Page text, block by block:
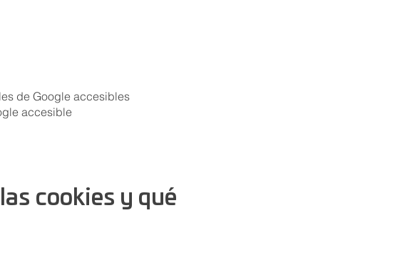
de Google accesibles
accesible
cookies y qué